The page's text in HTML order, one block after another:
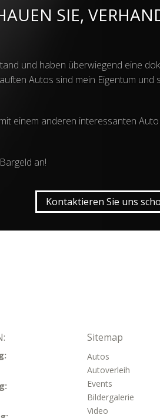
SIE,
und haben überwiegend eine
Autos sind mein Eigentum und
einem anderen interessanten Auto
an!
Kontaktieren Sie uns
Sitemap
Autos
Autoverleih
Events
Bildergalerie
Video